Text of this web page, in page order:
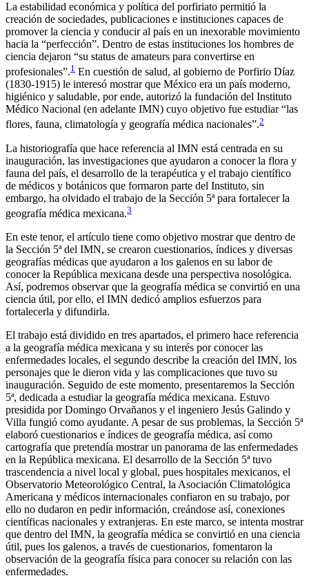
La estabilidad económica y política del porfiriato permitió la
creación de sociedades, publicaciones e instituciones capaces de
promover la ciencia y conducir al país en un inexorable movimiento
hacia la “perfección”. Dentro de estas instituciones los hombres de
ciencia dejaron “su status de amateurs para convertirse en
profesionales”.1 En cuestión de salud, al gobierno de Porfirio Díaz
(1830-1915) le interesó mostrar que México era un país moderno,
higiénico y saludable, por ende, autorizó la fundación del Instituto
Médico Nacional (en adelante IMN) cuyo objetivo fue estudiar “las
flores, fauna, climatología y geografía médica nacionales”.2
La historiografía que hace referencia al IMN está centrada en su
inauguración, las investigaciones que ayudaron a conocer la flora y
fauna del país, el desarrollo de la terapéutica y el trabajo científico
de médicos y botánicos que formaron parte del Instituto, sin
embargo, ha olvidado el trabajo de la Sección 5ª para fortalecer la
geografía médica mexicana.3
En este tenor, el artículo tiene como objetivo mostrar que dentro de
la Sección 5ª del IMN, se crearon cuestionarios, índices y diversas
geografías médicas que ayudaron a los galenos en su labor de
conocer la República mexicana desde una perspectiva nosológica.
Así, podremos observar que la geografía médica se convirtió en una
ciencia útil, por ello, el IMN dedicó amplios esfuerzos para
fortalecerla y difundirla.
El trabajo está dividido en tres apartados, el primero hace referencia
a la geografía médica mexicana y su interés por conocer las
enfermedades locales, el segundo describe la creación del IMN, los
personajes que le dieron vida y las complicaciones que tuvo su
inauguración. Seguido de este momento, presentaremos la Sección
5ª, dedicada a estudiar la geografía médica mexicana. Estuvo
presidida por Domingo Orvañanos y el ingeniero Jesús Galindo y
Villa fungió como ayudante. A pesar de sus problemas, la Sección 5ª
elaboró cuestionarios e índices de geografía médica, así como
cartografía que pretendía mostrar un panorama de las enfermedades
en la República mexicana. El desarrollo de la Sección 5ª tuvo
trascendencia a nivel local y global, pues hospitales mexicanos, el
Observatorio Meteorológico Central, la Asociación Climatológica
Americana y médicos internacionales confiaron en su trabajo, por
ello no dudaron en pedir información, creándose así, conexiones
científicas nacionales y extranjeras. En este marco, se intenta mostrar
que dentro del IMN, la geografía médica se convirtió en una ciencia
útil, pues los galenos, a través de cuestionarios, fomentaron la
observación de la geografía física para conocer su relación con las
enfermedades.